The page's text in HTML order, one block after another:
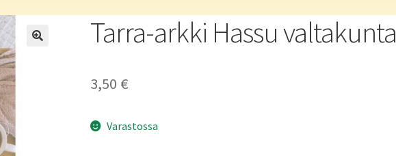
Tarra-arkki Hassu valtakunta
3,50 €
Varastossa